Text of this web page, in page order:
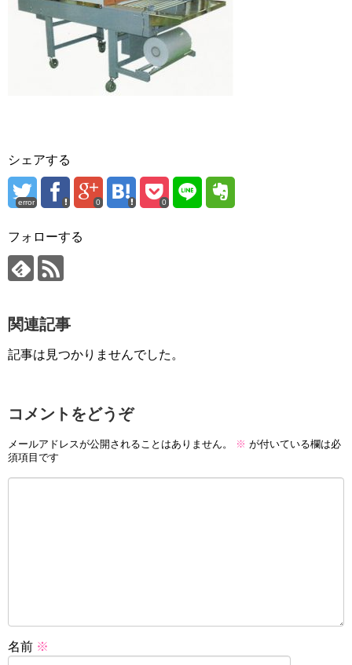
シェアする
error 0 0
フォローする
関連記事
記事は見つかりませんでした。
コメントをどうぞ
メールアドレスが公開されることはありません。 ※ が付いている欄は必
須項目です
名前 ※